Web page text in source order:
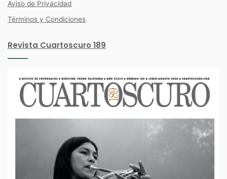
Aviso de Privacidad
Términos y Condiciones
Revista Cuartoscuro 189